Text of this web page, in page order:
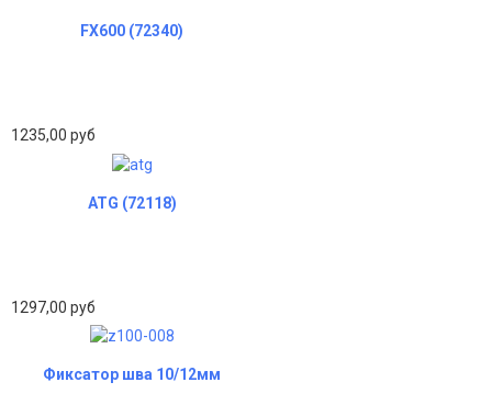
FX600 (72340)
1235,00 руб
ATG (72118)
1297,00 руб
Фиксатор шва 10/12мм